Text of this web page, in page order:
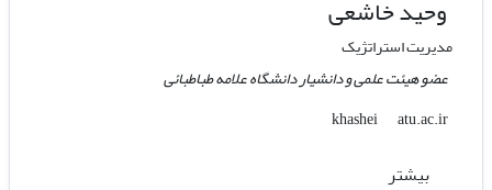
وحید خاشعی
مدیریت استراتژیک
عضو هیئت علمی و دانشیار دانشگاه علامه طباطبائی
khashei
atu.ac.ir
بیشتر